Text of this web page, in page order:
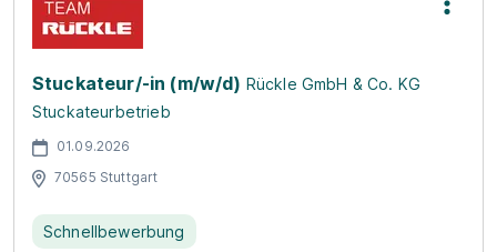
Stuckateur/-in (m/w/d) Rückle GmbH & Co. KG
Stuckateurbetrieb
01.09.2026
70565 Stuttgart
Schnellbewerbung